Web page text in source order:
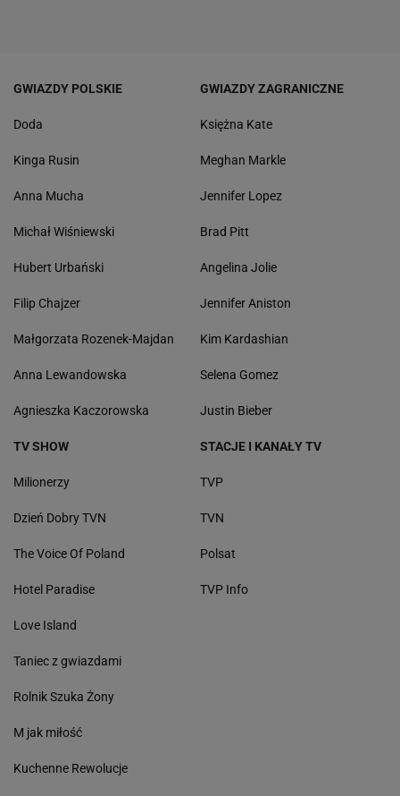
GWIAZDY POLSKIE
Doda
Kinga Rusin
Anna Mucha
Michał Wiśniewski
Hubert Urbański
Filip Chajzer
Małgorzata Rozenek-Majdan
Anna Lewandowska
Agnieszka Kaczorowska
GWIAZDY ZAGRANICZNE
Księżna Kate
Meghan Markle
Jennifer Lopez
Brad Pitt
Angelina Jolie
Jennifer Aniston
Kim Kardashian
Selena Gomez
Justin Bieber
TV SHOW
Milionerzy
Dzień Dobry TVN
The Voice Of Poland
Hotel Paradise
Love Island
Taniec z gwiazdami
Rolnik Szuka Żony
M jak miłość
Kuchenne Rewolucje
STACJE I KANAŁY TV
TVP
TVN
Polsat
TVP Info